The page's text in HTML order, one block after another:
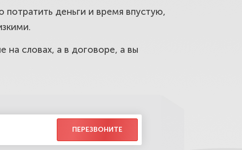
жителей района Беговой.
жителей района Беговой.
деньги и время впустую,
на словах, а в договоре, а вы
ПЕРЕЗВОНИТЕ